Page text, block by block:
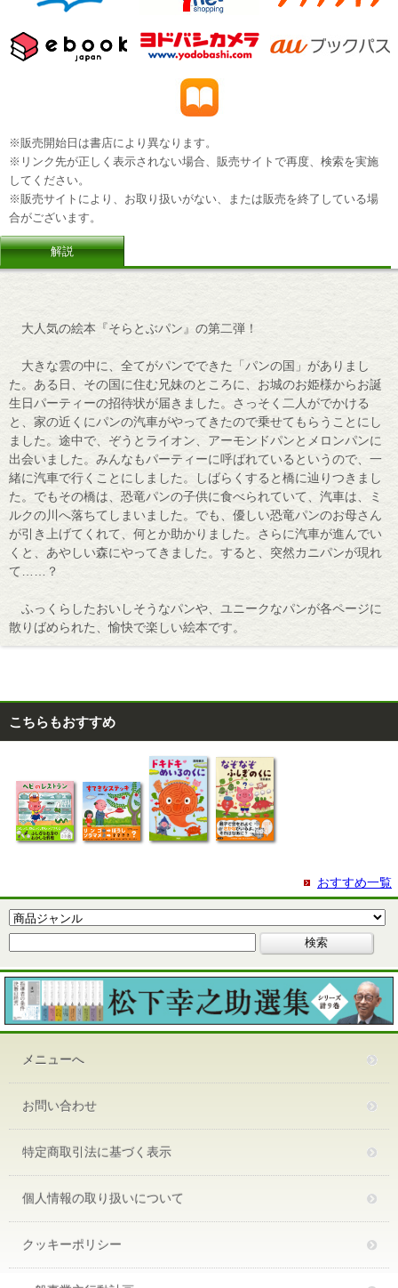
※販売開始日は書店により異なります。
※リンク先が正しく表示されない場合、販売サイトで再度、検索を実施
してください。
※販売サイトにより、お取り扱いがない、または販売を終了している場
合がございます。
解説
大人気の絵本『そらとぶパン』の第二弾！
大きな雲の中に、全てがパンでできた「パンの国」がありまし
た。ある日、その国に住む兄妹のところに、お城のお姫様からお誕
生日パーティーの招待状が届きました。さっそく二人がでかける
と、家の近くにパンの汽車がやってきたので乗せてもらうことにし
ました。途中で、ぞうとライオン、アーモンドパンとメロンパンに
出会いました。みんなもパーティーに呼ばれているというので、一
緒に汽車で行くことにしました。しばらくすると橋に辿りつきまし
た。でもその橋は、恐竜パンの子供に食べられていて、汽車は、ミ
ルクの川へ落ちてしまいました。でも、優しい恐竜パンのお母さん
が引き上げてくれて、何とか助かりました。さらに汽車が進んでい
くと、あやしい森にやってきました。すると、突然カニパンが現れ
て……？
ふっくらしたおいしそうなパンや、ユニークなパンが各ページに
散りばめられた、愉快で楽しい絵本です。
こちらもおすすめ
おすすめ一覧
メニューへ
お問い合わせ
特定商取引法に基づく表示
個人情報の取り扱いについて
クッキーポリシー